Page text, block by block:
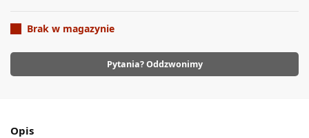
Brak w magazynie
Pytania? Oddzwonimy
Opis